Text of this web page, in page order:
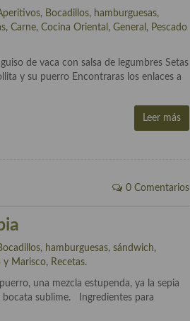
, Bocadillos, hamburguesas,
,Carne,Cocina Oriental ,General , Pescado
de vaca con salsa de legumbres Setas
y su puerro Encontraras los enlaces a
Leer más
0 Comentarios
hamburguesas, sándwich,
y Marisco, Recetas.
una mezcla estupenda, ya la sepia
bocata sublime. Ingredientes para